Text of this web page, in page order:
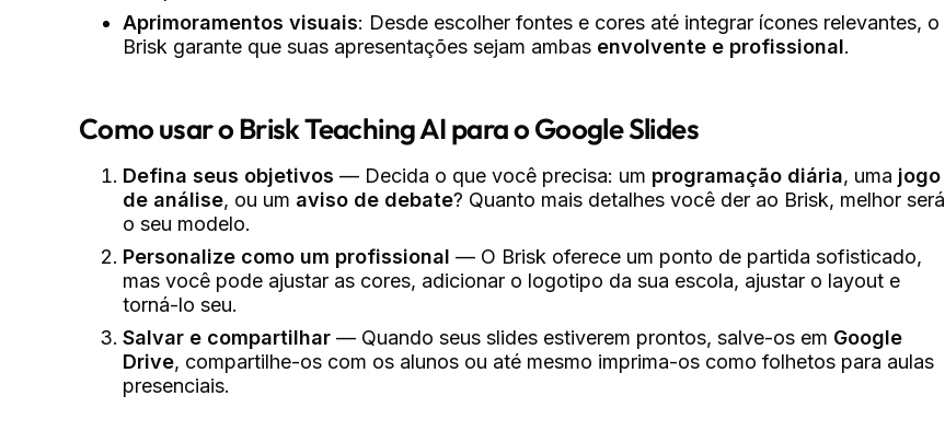
Aprimoramentos visuais: Desde escolher fontes e cores até integrar ícones relevantes, o
Brisk garante que suas apresentações sejam ambas envolvente e profissional.
Como usar o Brisk Teaching AI para o Google Slides
Defina seus objetivos — Decida o que você precisa: um programação diária, uma jogo
de análise, ou um aviso de debate? Quanto mais detalhes você der ao Brisk, melhor será
o seu modelo.
Personalize como um profissional — O Brisk oferece um ponto de partida sofisticado,
mas você pode ajustar as cores, adicionar o logotipo da sua escola, ajustar o layout e
torná-lo seu.
Salvar e compartilhar — Quando seus slides estiverem prontos, salve-os em Google
Drive, compartilhe-os com os alunos ou até mesmo imprima-os como folhetos para aulas
presenciais.